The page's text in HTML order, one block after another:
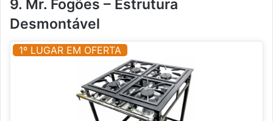
9. Mr. Fogões – Estrutura
Desmontável
1º LUGAR EM OFERTA